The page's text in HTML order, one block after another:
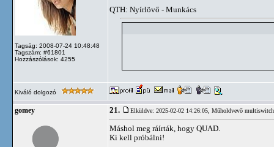
Tagság: 2008-07-24 10:48:48
Tagszám: #61801
Hozzászólások: 4255
QTH: Nyírlövő - Munkács
Kiváló dolgozó
gomey 21. Elküldve: 2025-02-02 14:26:05, Műholdvevő multiswitch
Máshol meg ráírták, hogy QUAD.
Ki kell próbálni!